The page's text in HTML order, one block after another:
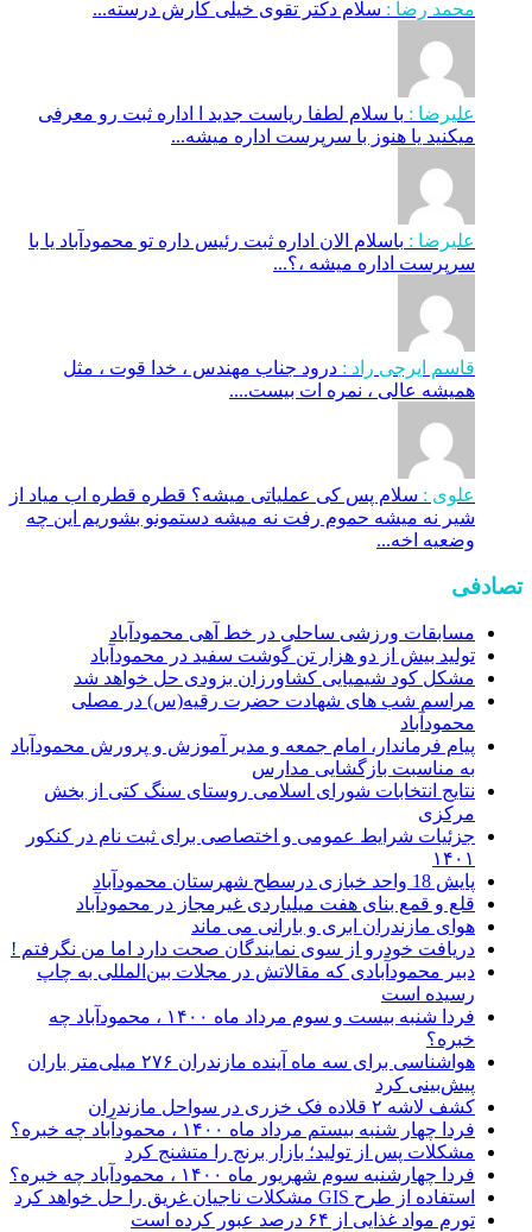
محمد رضا : سلام دکتر تقوی خیلی کارش درسته...
علیرضا : با سلام لطفا ریاست جدید ا اداره ثبت‌ رو معرفی
میکنید یا هنوز با سرپرست اداره‌ میشه...
علیرضا : باسلام الان اداره ثبت رئیس داره تو محمودآباد یا با
سرپرست اداره میشه ،؟...
قاسم ایرجی راد : درود جناب مهندس ، خدا قوت ، مثل
همیشه عالی ، نمره ات بیست....
علوی : سلام پس کی عملیاتی میشه؟ قطره قطره اب میاد از
شیر نه میشه حموم رفت نه میشه دستمونو بشوریم این چه
وضعیه اخه...
تصادفی
مسابقات ورزشی ساحلی در خط آهی محمودآباد
تولید بیش از دو هزار تن گوشت سفید در محمودآباد
مشکل کود شیمیایی کشاورزان بزودی حل خواهد شد
مراسم شب های شهادت حضرت رقیه(س) در مصلی
محمودآباد
پیام فرماندار، امام جمعه و مدیر آموزش و پرورش محمودآباد
به مناسبت بازگشایی مدارس
نتایج انتخابات شورای اسلامی روستای سنگ کتی از بخش
مرکزی
جزئیات شرایط عمومی و اختصاصی برای ثبت نام در کنکور
۱۴۰۱
پایش 18 واحد خبازی درسطح شهرستان محمودآباد
قلع و قمع بنای هفت میلیاردی غیرمجاز در محمودآباد
هوای مازندران ابری و بارانی می‌ ماند
دریافت خودرو از سوی نمایندگان صحت دارد اما من نگرفتم !
دبیر محمودآبادی که مقالاتش در مجلات بین‌المللی به چاپ
رسیده است
فردا شنبه بیست و سوم مرداد ماه ۱۴۰۰ ، محمودآباد چه
خبره؟
هواشناسی برای سه ماه آینده مازندران ۲۷۶ میلی‌متر باران
پیش‌بینی کرد
کشف لاشه ۲ قلاده فک خزری در سواحل مازندران
فردا چهار شنبه بیستم مرداد ماه ۱۴۰۰ ، محمودآباد چه خبره؟
مشکلات پس از تولید؛ بازار برنج را متشنج کرد
فردا چهارشنبه سوم شهریور ماه ۱۴۰۰ ، محمودآباد چه خبره؟
استفاده از طرح GIS مشکلات ناجیان غریق را حل خواهد کرد
تورم مواد غذایی از ۶۴ درصد عبور کرده است